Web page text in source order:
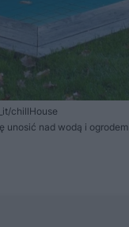
chillHouse
unosić nad wodą i ogrodem